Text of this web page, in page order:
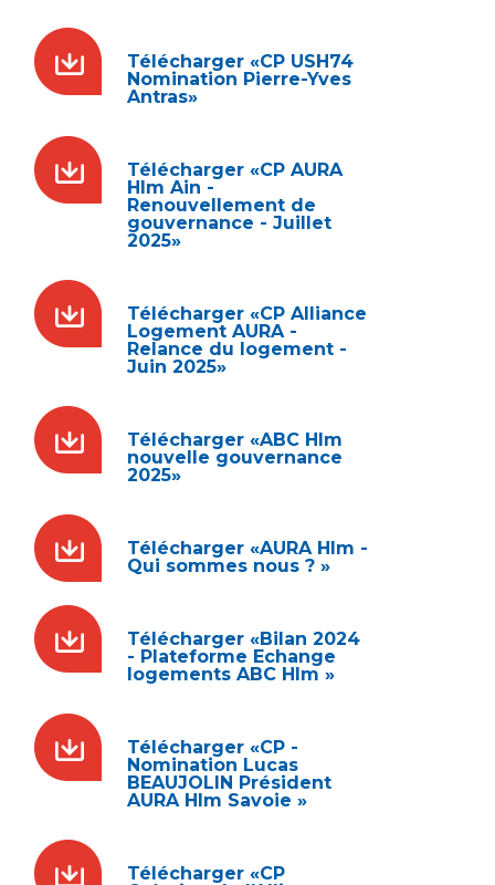
Télécharger «CP USH74
Nomination Pierre-Yves
Antras»
Télécharger «CP AURA
Hlm Ain -
Renouvellement de
gouvernance - Juillet
2025»
Télécharger «CP Alliance
Logement AURA -
Relance du logement -
Juin 2025»
Télécharger «ABC Hlm
nouvelle gouvernance
2025»
Télécharger «AURA Hlm -
Qui sommes nous ? »
Télécharger «Bilan 2024
- Plateforme Echange
logements ABC Hlm »
Télécharger «CP -
Nomination Lucas
BEAUJOLIN Président
AURA Hlm Savoie »
Télécharger «CP